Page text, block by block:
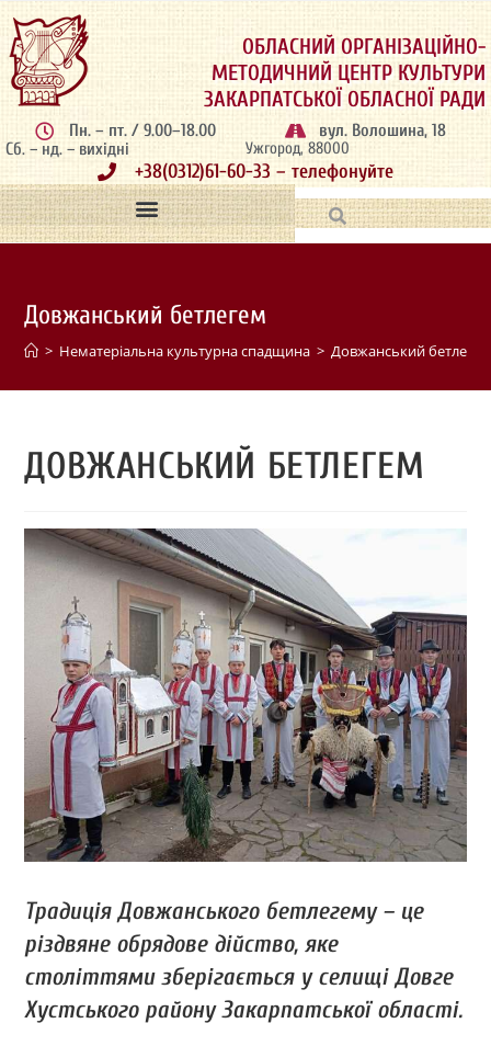
ОБЛАСНИЙ ОРГАНІЗАЦІЙНО-
МЕТОДИЧНИЙ ЦЕНТР КУЛЬТУРИ
ЗАКАРПАТСЬКОЇ ОБЛАСНОЇ РАДИ
Пн. – пт. / 9.00–18.00
Сб. – нд. – вихідні
вул. Волошина, 18
Ужгород, 88000
+38(0312)61-60-33 – телефонуйте
Довжанський бетлегем
> Нематеріальна культурна спадщина > Довжанський
ДОВЖАНСЬКИЙ БЕТЛЕГЕМ
Традиція Довжанського бетлегему – це
різдвяне обрядове дійство, яке
століттями зберігається у селищі Довге
Хустського району Закарпатської області.